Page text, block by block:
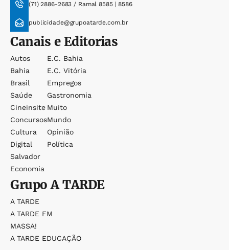
(71) 2886-2683 / Ramal 8585 | 8586
publicidade@grupoatarde.com.br
Canais e Editorias
Autos
Bahia
Brasil
Saúde
Cineinsite
Concursos
Cultura
Digital
Salvador
Economia
E.c. Bahia
E.c. Vitória
Empregos
Gastronomia
Muito
Mundo
Opinião
Política
GrupoA TARDE
A TARDE
A TARDE FM
MASSA!
A TARDE EDUCAÇÃO